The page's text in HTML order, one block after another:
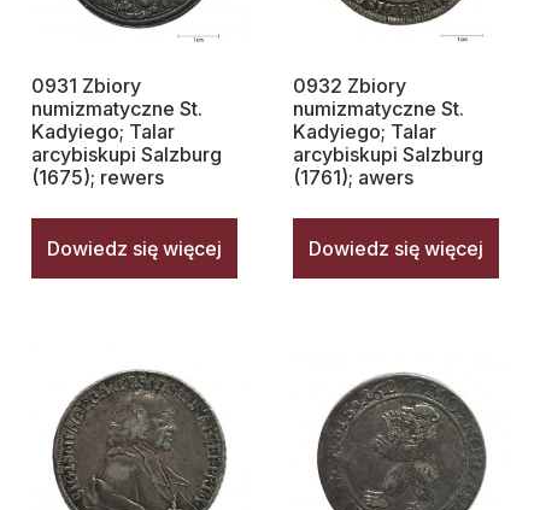
0931 Zbiory
numizmatyczne St.
Kadyiego; Talar
arcybiskupi Salzburg
(1675); rewers
Dowiedz się więcej
0932 Zbiory
numizmatyczne St.
Kadyiego; Talar
arcybiskupi Salzburg
(1761); awers
Dowiedz się więcej